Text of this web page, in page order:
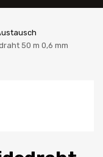
50 m 0,6 mm